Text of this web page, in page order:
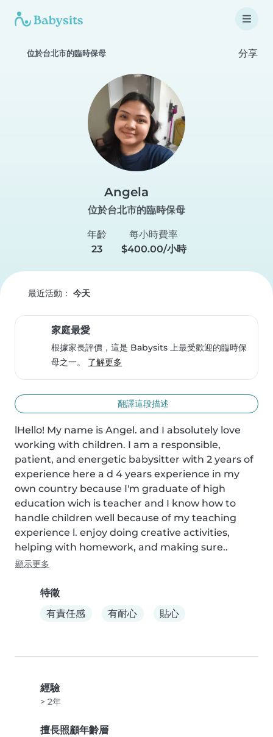
位於台北市的臨時保母 分享
Angela
位於台北市的臨時保母
年齡
23
每小時費率
$400.00/小時
最近活動： 今天
家庭最愛
根據家長評價，這是 Babysits 上最受歡迎的臨時保
母之一。 了解更多
翻譯這段描述
lHello! My name is Angel. and I absolutely love
working with children. I am a responsible,
patient, and energetic babysitter with 2 years of
experience here a d 4 years experience in my
own country because I'm graduate of high
education wich is teacher and I know how to
handle children well because of my teaching
experience l. enjoy doing creative activities,
helping with homework, and making sure..
顯示更多
特徵
有責任感
有耐心 貼心
經驗
> 2年
擅長照顧年齡層